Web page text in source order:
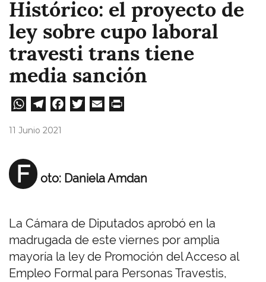
Histórico: el proyecto de
ley sobre cupo laboral
travesti trans tiene
media sanción
W
A
pp
Te
m
Fa
11 Junio 2021
F oto: Daniela Amdan
La Cámara de Diputados aprobó en la
madrugada de este viernes por amplia
mayoría la ley de Promoción del Acceso al
Empleo Formal para Personas Travestis,